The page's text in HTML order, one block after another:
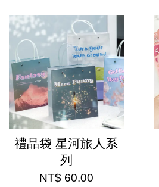
禮品袋 星河旅人系
列
NT$ 60.00